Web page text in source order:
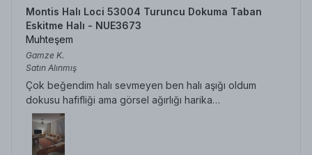
Montis Halı Loci 53004 Turuncu Dokuma Taban
Eskitme Halı - NUE3673
Muhteşem
Gamze K.
Satın Alınmış
Çok beğendim halı sevmeyen ben halı aşığı oldum
dokusu hafifliği ama görsel ağırlığı harika…